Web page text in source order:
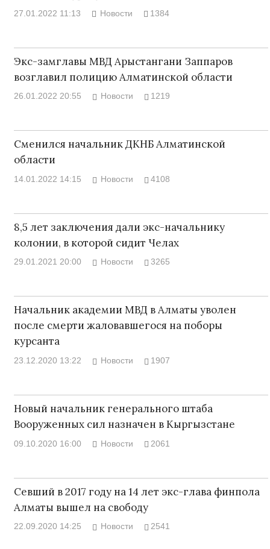
27.01.2022 11:13 Новости 1384
Экс-замглавы МВД Арыстангани Заппаров
возглавил полицию Алматинской области
26.01.2022 20:55 Новости 1219
Сменился начальник ДКНБ Алматинской
области
14.01.2022 14:15 Новости 4108
8,5 лет заключения дали экс-начальнику
колонии, в которой сидит Челах
29.01.2021 20:00 Новости 3265
Начальник академии МВД в Алматы уволен
после смерти жаловавшегося на поборы
курсанта
23.12.2020 13:22 Новости 1907
Новый начальник генерального штаба
Вооруженных сил назначен в Кыргызстане
09.10.2020 16:00 Новости 2061
Севший в 2017 году на 14 лет экс-глава финпола
Алматы вышел на свободу
22.09.2020 14:25 Новости 2541